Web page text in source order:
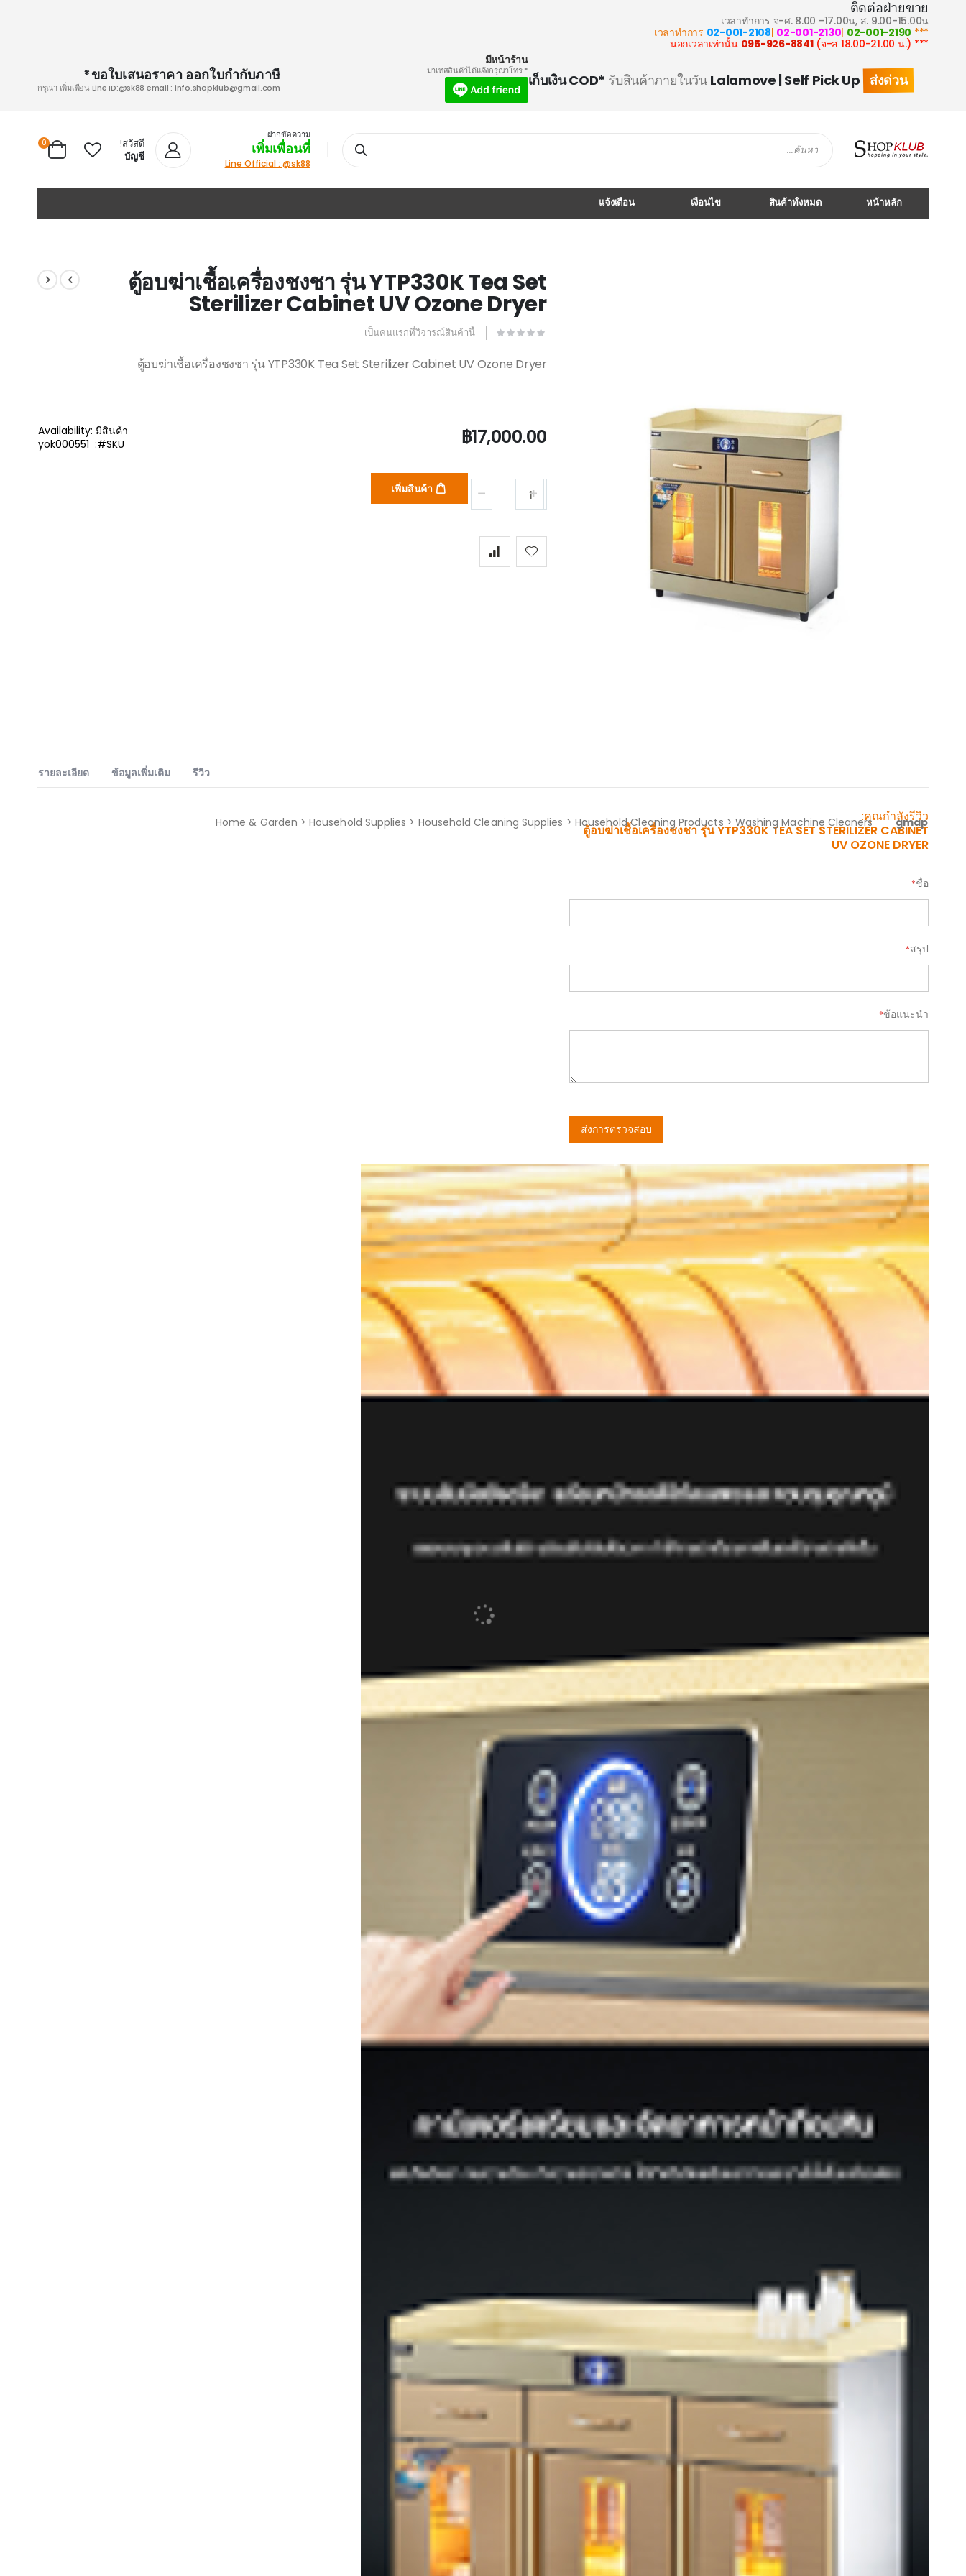
ติดต่อฝ่ายขาย
เวลาทำการ จ-ศ. 8.00 -17.00น, ส. 9.00-15.00น
*** เวลาทำการ
02-001-2108| 02-001-2130| 02-001-2190
*** นอกเวลาเท่านั้น
095-926-8841(จ-ส 18.00-21.00 น.)
ขอใบเสนอราคา ออกใบกำกับภาษี*
กรุณา เพิ่มเพื่อน Line ID:@sk88 email : info.shopklub@gmail.com ส่งด่วน
เก็บเงิน COD* รับสินค้าภายในวัน Lalamove | Self Pick Up
มีหน้าร้าน
* มาเทสสินค้าได้แจ้งกรุณาโทร
Search
Search
ฝากข้อความ
เพิ่มเพื่อนที่
Line Official : @sk88
สวัสดี!
บัญชี
Cart
0
หน้าหลัก
สินค้าทั้งหมด
เงื่อนไข
แจ้งเตือน
the
images
gallery
ตู้อบฆ่าเชื้อเครื่องชงชา รุ่น YTP330K Tea Set
Sterilizer Cabinet UV Ozone Dryer
เป็นคนแรกที่วิจารณ์สินค้านี้
ตู้อบฆ่าเชื้อเครื่องชงชา รุ่น YTP330K Tea Set Sterilizer Cabinet UV Ozone Dryer
฿17,000.00
Availability: มีสินค้า
SKU
yok000551
เพิ่มสินค้า
รายละเอียด ข้อมูลเพิ่มเติม
ข้อมูล
เพิ่ม
gmap
Home & Garden > Household Supplies > Household Cleaning Supplies > Household Cleaning Products > Washing Machine Cleaners
รีวิว
คุณกำลังรีวิว:
ตู้อบฆ่าเชื้อเครื่องชงชา รุ่น YTP330K TEA SET STERILIZER CABINET
UV OZONE DRYER
ชื่อ
สรุป
ข้อแนะนำ
ส่งการตรวจสอบ